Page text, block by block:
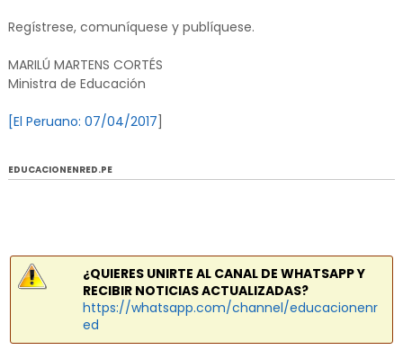
Regístrese, comuníquese y publíquese.
MARILÚ MARTENS CORTÉS
Ministra de Educación
[El Peruano: 07/04/2017
EDUCACIONENRED.PE
¿QUIERES UNIRTE AL CANAL DE WHATSAPP Y
RECIBIR NOTICIAS ACTUALIZADAS?
https://whatsapp.com/channel/educacionenr
ed